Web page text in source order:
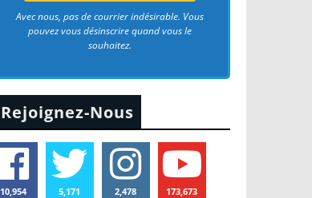
Avec nous, pas de courrier indésirable. Vous
pouvez vous désinscrire quand vous le
souhaitez.
Rejoignez-Nous
10,954 5,171 2,478 173,673